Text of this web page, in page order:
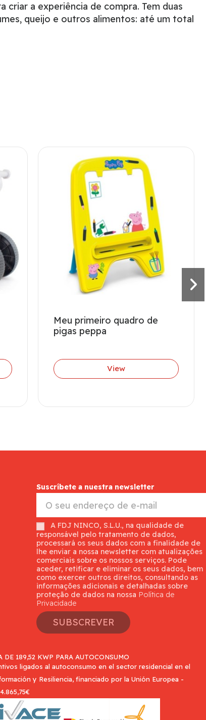
a experiência de compra. Tem duas
queijo e outros alimentos: até um total
Meu primeiro quadro de
pigas peppa
View
Suscríbete a nuestra newsletter
A FDJ NINCO, S.L.U., na qualidade de
responsável pelo tratamento de dados,
processará os seus dados com a finalidade de
lhe enviar a nossa newsletter com atualizações
comerciais sobre os nossos serviços. Pode
aceder, retificar e eliminar os seus dados, bem
como exercer outros direitos, consultando as
informações adicionais e detalhadas sobre
proteção de dados na nossa Política de
Privacidade
SUBSCREVER
189,52 KWP PARA AUTOCONSUMO
ligados al autoconsumo en el sector residencial en el
y Resiliencia, financiado por la Unión Europea -